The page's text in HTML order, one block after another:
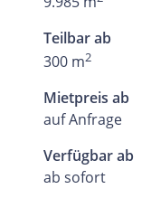
Teilbar ab
300 m2
Mietpreis ab
auf Anfrage
Verfügbar ab
ab sofort